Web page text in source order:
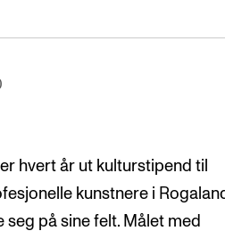
hvert år ut kulturstipend til
kunstnere i
på sine felt. Målet med